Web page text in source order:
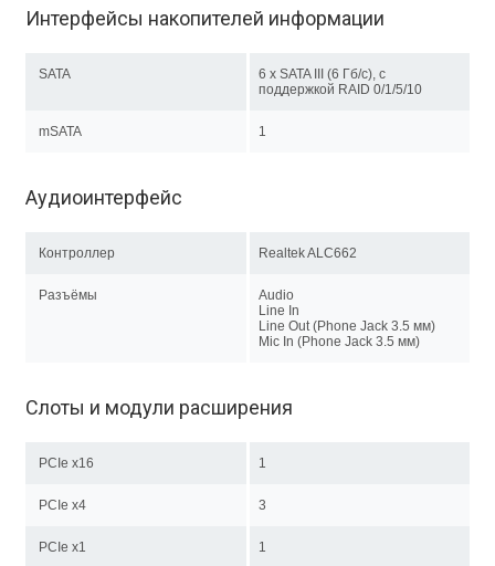
Интерфейсы накопителей информации
SATA
6 х SATA III (6 Гб/с), с
поддержкой RAID 0/1/5/10
mSATA 1
Аудиоинтерфейс
Контроллер Realtek ALC662
Разъёмы
Audio
Line In
Line Out (Phone Jack 3.5 мм)
Mic In (Phone Jack 3.5 мм)
Слоты и модули расширения
PCIe x16 1
PCIe x4 3
PCIe x1 1